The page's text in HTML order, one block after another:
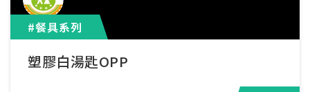
#餐具系列
塑膠白湯匙OPP